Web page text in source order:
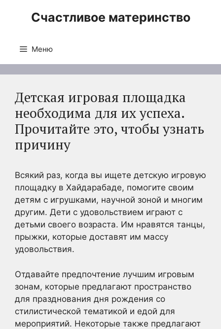
Счастливое материнство
Меню
Детская игровая площадка
необходима для их успеха.
Прочитайте это, чтобы узнать
причину
Всякий раз, когда вы ищете детскую игровую
площадку в Хайдарабаде, помогите своим
детям с игрушками, научной зоной и многим
другим. Дети с удовольствием играют с
детьми своего возраста. Им нравятся танцы,
прыжки, которые доставят им массу
удовольствия.
Отдавайте предпочтение лучшим игровым
зонам, которые предлагают пространство
для празднования дня рождения со
стилистической тематикой и едой для
мероприятий. Некоторые также предлагают